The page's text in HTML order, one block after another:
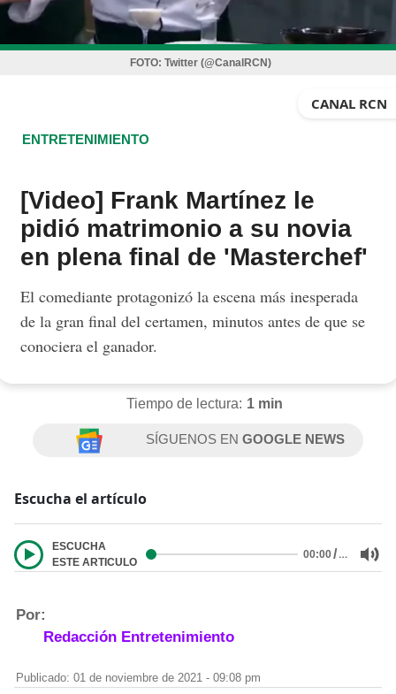
FOTO: Twitter (@CanalRCN)
CANAL RCN
ENTRETENIMIENTO
[Video] Frank Martínez le
pidió matrimonio a su novia
en plena final de 'Masterchef'
El comediante protagonizó la escena más inesperada
de la gran final del certamen, minutos antes de que se
conociera el ganador.
Tiempo de lectura: 1 min
SÍGUENOS ENGOOGLE NEWS
Escucha el artículo
ESCUCHA
ESTE ARTICULO
00:00/…
Por:
Redacción Entretenimiento
Publicado: 01 de noviembre de 2021 - 09:08 pm